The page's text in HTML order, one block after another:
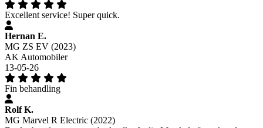
Excellent service! Super quick.
Hernan E.
MG ZS EV (2023)
AK Automobiler
13-05-26
Fin behandling
Rolf K.
MG Marvel R Electric (2022)